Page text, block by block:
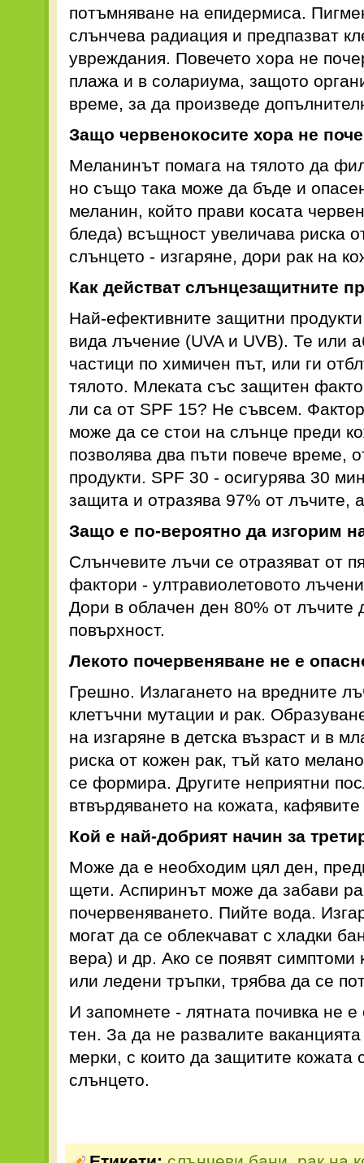
потъмняване на епидермиса.
слънчева радиация и предпазват
увреждания. Повечето хора не
плажа и в солариума, защото
време, за да произведе
Защо червенокосите хора не
Меланинът помага на тялото да
но също така може да бъде и
меланин, който прави косата
бледа) всъщност увеличава риска
слънцето - изгаряне, дори рак на
Как действат слънцезащитните
Най-ефективните защитни
вида лъчение (UVA и UVB). Те или
частици по химичен път, или ги
тялото. Млеката със защитен
ли са от SPF 15? Не съвсем.
може да се стои на слънце преди
позволява два пъти повече време,
продукти. SPF 30 - осигурява 30
защита и отразява 97% от лъчите,
Защо е по-вероятно да изгорим
Слънчевите лъчи се отразяват от
фактори - ултравиолетовото
Дори в облачен ден 80% от лъчите
повърхност.
Лекото почервеняване не е
Грешно. Излагането на вредните
клетъчни мутации и рак.
на изгаряне в детска възраст и в
риска от кожен рак, тъй като
се формира. Другите неприятни
втвърдяването на кожата, кафявите
Кой е най-добрият начин за
Може да е необходим цял ден,
щети. Аспиринът може да забави
почервеняването. Пийте вода.
могат да се облекчават с хладки
вера) и др. Ако се появят симптоми
или ледени тръпки, трябва да се
И запомнете - лятната почивка не
тен. За да не развалите
мерки, с които да защитите кожата
слънцето.